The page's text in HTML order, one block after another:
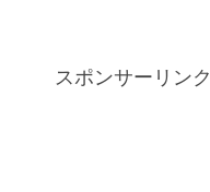
スポンサーリンク